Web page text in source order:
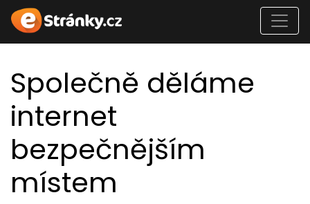
Společně děláme
internet
bezpečnějším
místem